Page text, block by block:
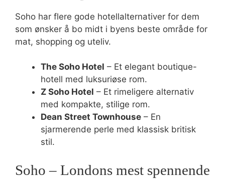
Soho har flere gode hotellalternativer for dem
som ønsker å bo midt i byens beste område for
mat, shopping og uteliv.
The Soho Hotel – Et elegant boutique-
hotell med luksuriøse rom.
Z Soho Hotel – Et rimeligere alternativ
med kompakte, stilige rom.
Dean Street Townhouse – En
sjarmerende perle med klassisk britisk
stil.
Soho – Londons mest spennende